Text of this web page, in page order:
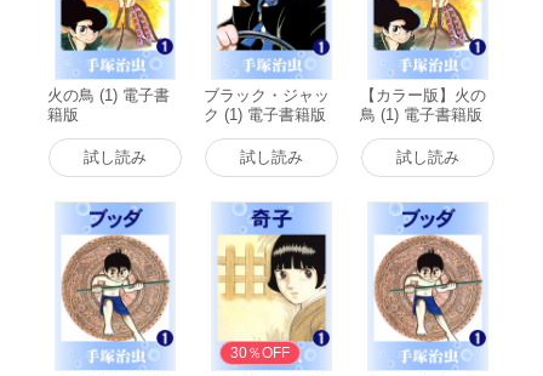
火の鳥 (1) 電子書
籍版
試し読み
ブラック・ジャッ
ク (1) 電子書籍版
試し読み
【カラー版】火の
鳥 (1) 電子書籍版
試し読み
30％OFF